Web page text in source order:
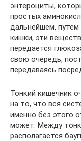
энтероциты,
простых
дальнейшем,
кишки, эти
передается
свою очередь,
передаваясь
Тонкий кишечник
на то, что вся
именно без этого
может. Между
располагается